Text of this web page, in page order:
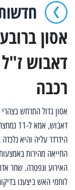
אסון
דאבוש
רכבה
אסון גדול התרחש
הידרדר עליה והיא
החייאה מהירות
האירוע ונפטרה. שחר
לוחמי האש ביצענו